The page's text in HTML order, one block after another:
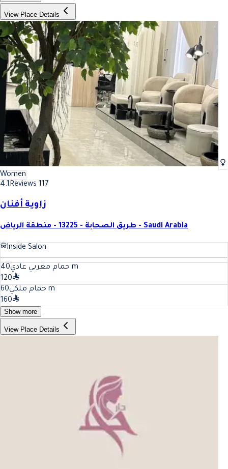
View Place Details
Women
4.1Reviews 117
زاوية أفنان
طريق الصحابة - 13225 - منطقة الرياض - Saudi Arabia
Inside Salon
حمام مغربي عادي40
m
120
حمام ملكي60
m
160
Show more
View Place Details